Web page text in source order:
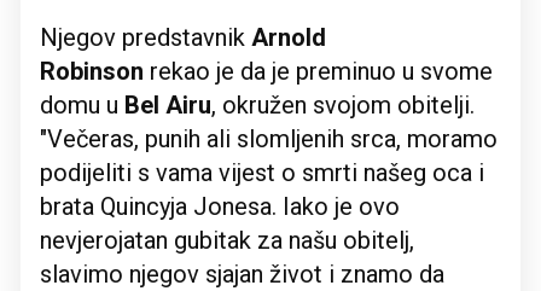
Njegov predstavnik Arnold
Robinson rekao je da je preminuo u svome
domu u Bel Airu, okružen svojom obitelji.
"Večeras, punih ali slomljenih srca, moramo
podijeliti s vama vijest o smrti našeg oca i
brata Quincyja Jonesa. Iako je ovo
nevjerojatan gubitak za našu obitelj,
slavimo njegov sjajan život i znamo da